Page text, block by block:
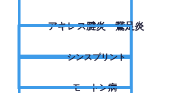
アキレス腱炎・鵞足炎
シンスプリント
モートン病